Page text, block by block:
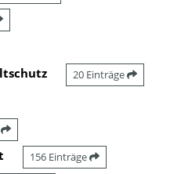
20 Einträge
156 Einträge